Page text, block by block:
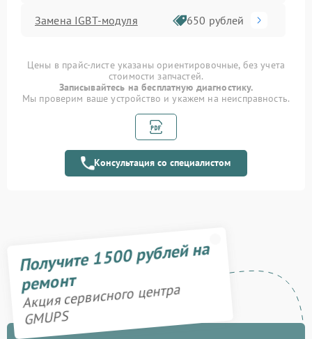
Замена IGBT-модуля 650 рублей
Цены в прайс-листе указаны ориентировочные, без учета
стоимости запчастей.
Записывайтесь на бесплатную диагностику.
Мы проверим ваше устройство и укажем на неисправность.
Консультация со специалистом
Получите 1500 рублей на
ремонт
Акция сервисного центра
GMUPS